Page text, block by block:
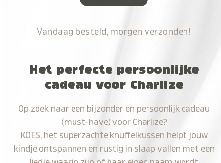
Vandaag besteld, morgen verzonden!
Het perfecte persoonlijke
cadeau voor Charlize
Op zoek naar een bijzonder en persoonlijk cadeau
(must-have) voor Charlize?
KOES, het superzachte knuffelkussen helpt jouw
kindje ontspannen en rustig in slaap vallen met een